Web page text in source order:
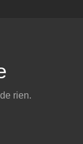
rien.